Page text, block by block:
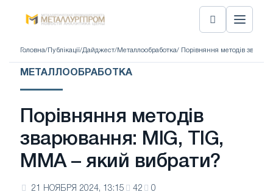
Головна/ Публікації/Дайджест/ Металлообработка/ Порівняння методів
МЕТАЛЛООБРАБОТКА
Порівняння методів
зварювання: MIG, TIG,
MMA – який вибрати?
21 НОЯБРЯ 2024, 13:15 42 0